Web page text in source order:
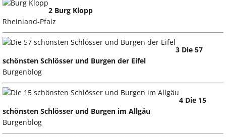
2 Burg Klopp
Rheinland-Pfalz
3 Die 57
schönsten Schlösser und Burgen der Eifel
Burgenblog
4 Die 15
schönsten Schlösser und Burgen im Allgäu
Burgenblog